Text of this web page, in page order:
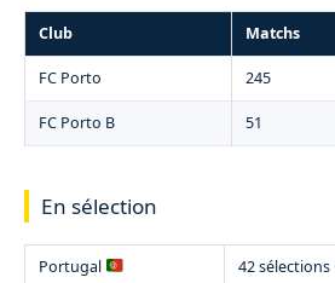
Club Matchs
FC Porto 245
FC Porto B 51
En sélection
Portugal 42 sélections